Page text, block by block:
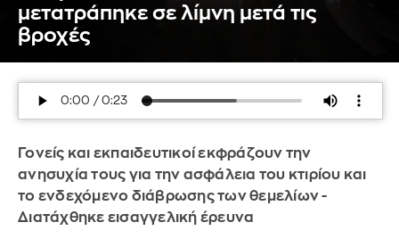
μετατράπηκε σε λίμνη μετά τις
βροχές
Γονείς και εκπαιδευτικοί εκφράζουν την
ανησυχία τους για την ασφάλεια του κτιρίου και
το ενδεχόμενο διάβρωσης των θεμελίων -
Διατάχθηκε εισαγγελική έρευνα